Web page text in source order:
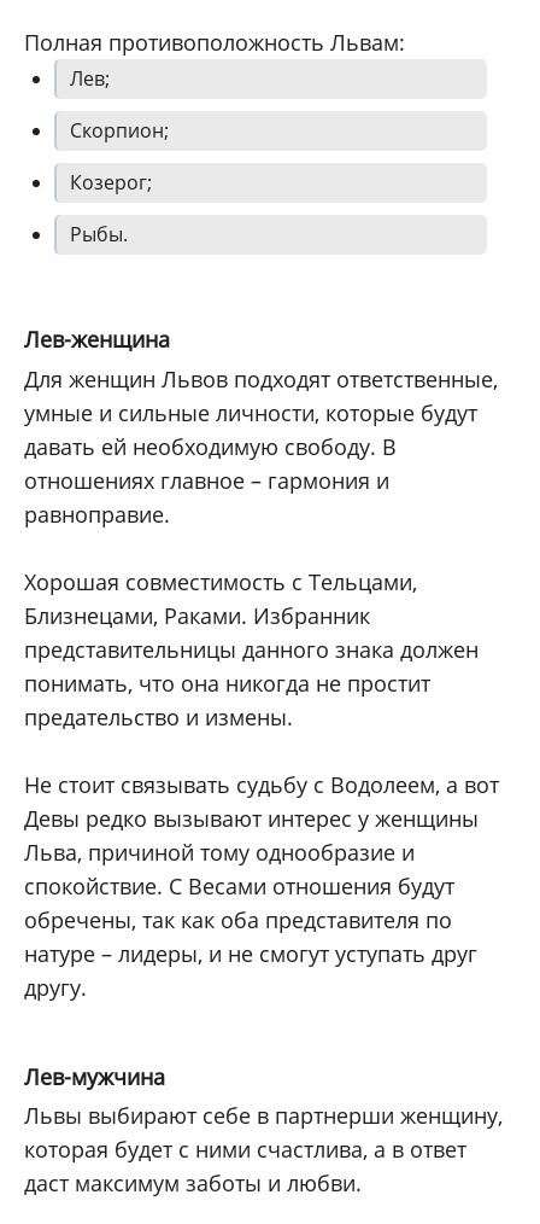
Полная противоположность Львам:
Лев;
Скорпион;
Козерог;
Рыбы.
Лев-женщина
Для женщин Львов подходят ответственные,
умные и сильные личности, которые будут
давать ей необходимую свободу. В
отношениях главное – гармония и
равноправие.
Хорошая совместимость с Тельцами,
Близнецами, Раками. Избранник
представительницы данного знака должен
понимать, что она никогда не простит
предательство и измены.
Не стоит связывать судьбу с Водолеем, а вот
Девы редко вызывают интерес у женщины
Льва, причиной тому однообразие и
спокойствие. С Весами отношения будут
обречены, так как оба представителя по
натуре – лидеры, и не смогут уступать друг
другу.
Лев-мужчина
Львы выбирают себе в партнерши женщину,
которая будет с ними счастлива, а в ответ
даст максимум заботы и любви.